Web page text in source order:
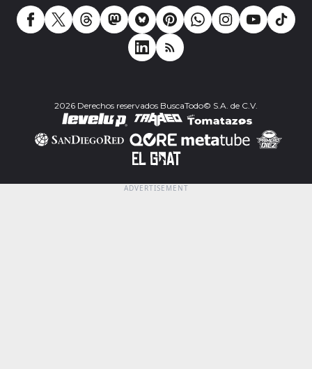
2026 Derechos reservados BuscaTodo© S.A. de C.V.